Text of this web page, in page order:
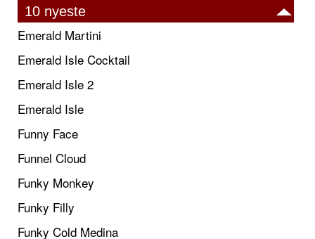
10 nyeste
Emerald Martini
Emerald Isle Cocktail
Emerald Isle 2
Emerald Isle
Funny Face
Funnel Cloud
Funky Monkey
Funky Filly
Funky Cold Medina